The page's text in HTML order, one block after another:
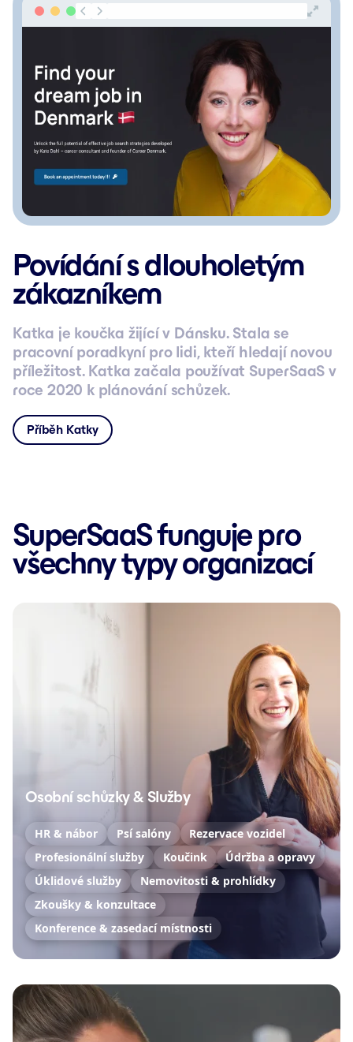
Povídání s dlouholetým
zákazníkem
Katka je koučka žijící v Dánsku. Stala se
pracovní poradkyní pro lidi, kteří hledají novou
příležitost. Katka začala používat SuperSaaS v
roce 2020 k plánování schůzek.
Příběh Katky
SuperSaaS funguje pro
všechny typy organizací
Osobní schůzky & Služby
HR & nábor Psí salóny
Rezervace vozidel
Profesionální služby
Koučink
Údržba a opravy
Úklidové služby
Nemovitosti & prohlídky
Zkoušky & konzultace
Konference & zasedací místnosti